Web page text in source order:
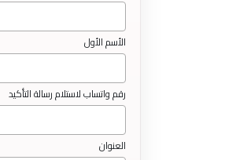
الأسم الأول
رقم واتساب لاستلام رسالة التأكيد
العنوان